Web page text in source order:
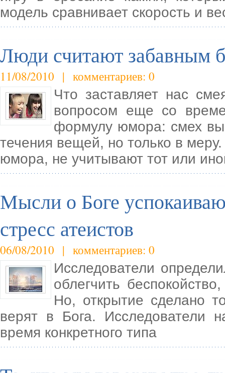
модель сравнивает скорость и
Люди считают забавным
11/08/2010 | комментариев: 0
Что заставляет нас
вопросом еще со
формулу юмора: смех
течения вещей, но только в
юмора, не учитывают тот или
Мысли о Боге
стресс атеистов
06/08/2010 | комментариев: 0
Исследователи
облегчить
Но, открытие сделано
верят в Бога. Исследователи
время конкретного типа